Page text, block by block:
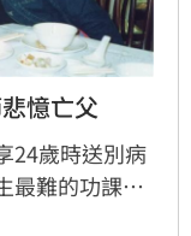
憶亡父
24歲時送別病
最難的功課。
諾會照顧好